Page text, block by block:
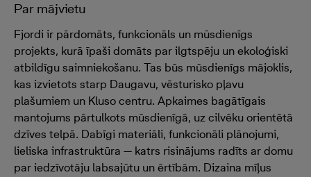
Par mājvietu
Fjordi ir pārdomāts, funkcionāls un mūsdienīgs
projekts, kurā īpaši domāts par ilgtspēju un ekoloģiski
atbildīgu saimniekošanu. Tas būs mūsdienīgs mājoklis,
kas izvietots starp Daugavu, vēsturisko pļavu
plašumiem un Kluso centru. Apkaimes bagātīgais
mantojums pārtulkots mūsdienīgā, uz cilvēku orientētā
dzīves telpā. Dabīgi materiāli, funkcionāli plānojumi,
lieliska infrastruktūra — katrs risinājums radīts ar domu
par iedzīvotāju labsajūtu un ērtībām. Dizaina mīļus